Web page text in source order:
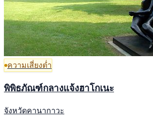
ความเสี่ยงต่ำ
พิพิธภัณฑ์กลางแจ้งฮาโกเนะ
จังหวัดคานากาวะ